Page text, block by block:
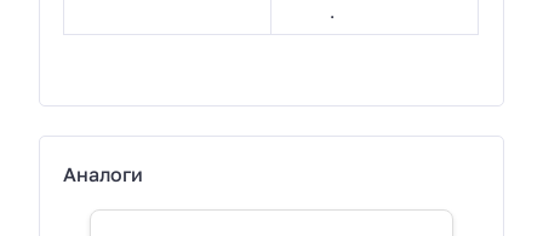
.
Аналоги